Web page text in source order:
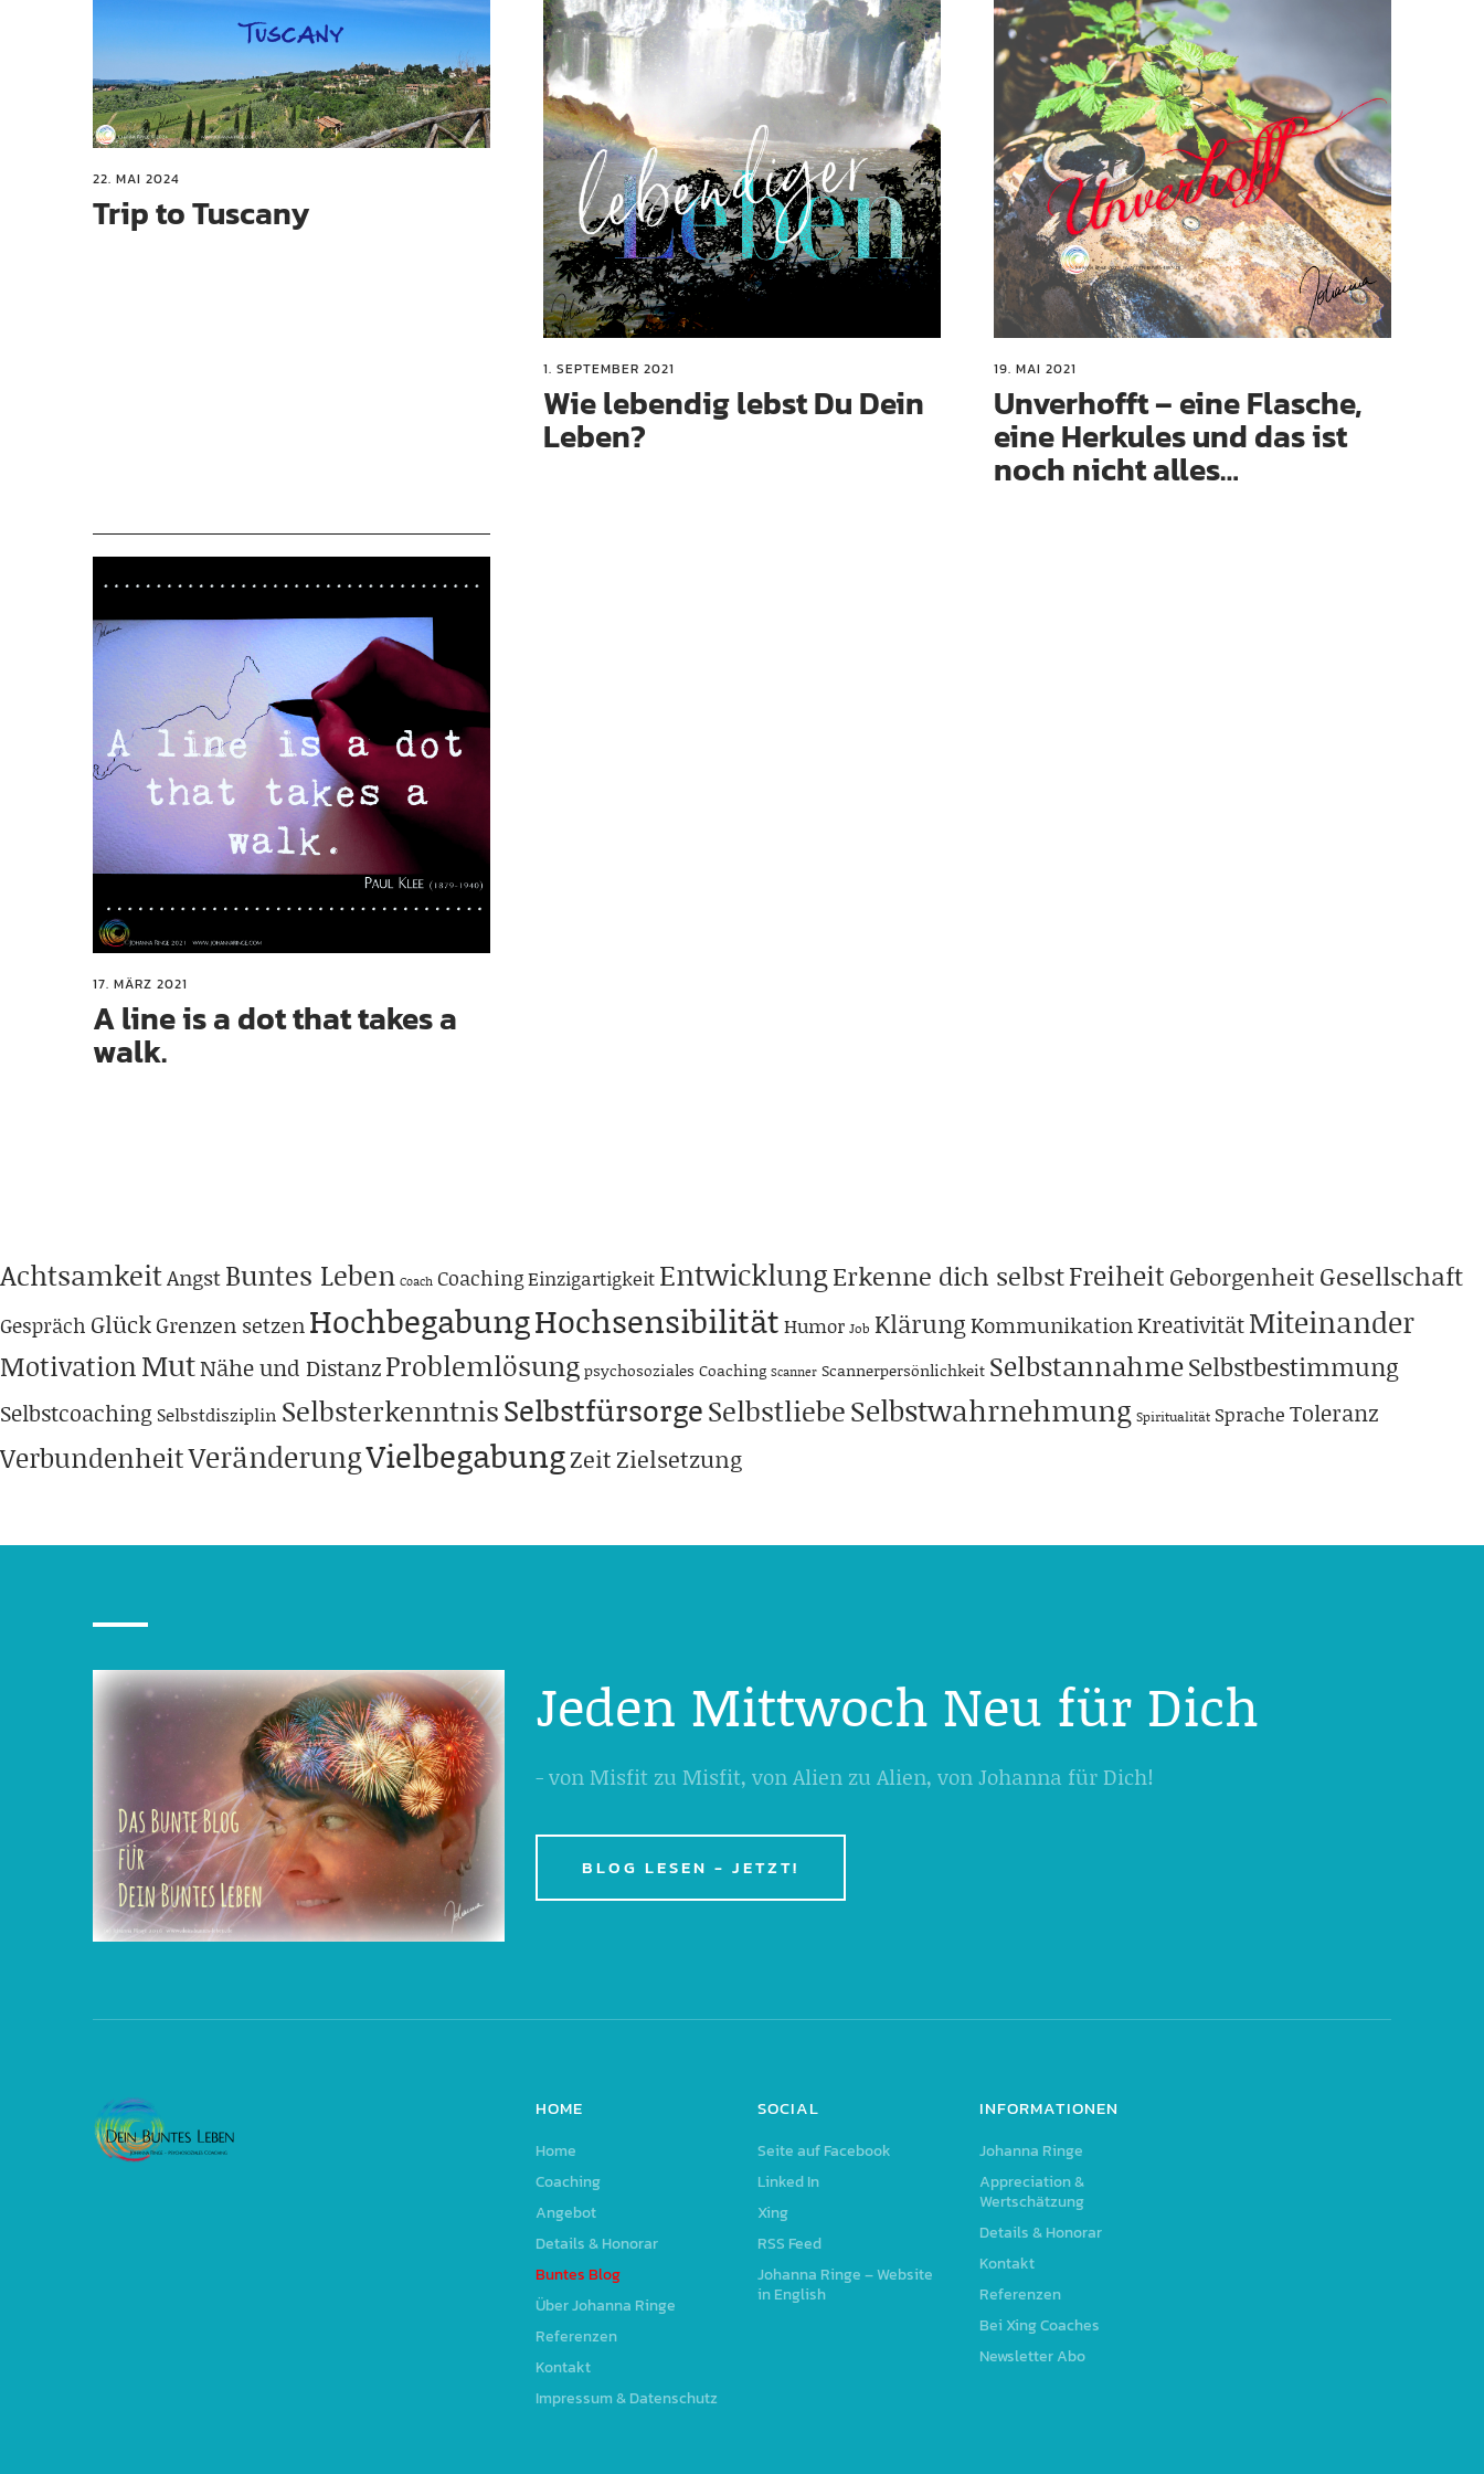
22. MAI 2024
Trip to Tuscany
1. SEPTEMBER 2021
Wie lebendig lebst Du Dein
Leben?
19. MAI 2021
Unverhofft – eine Flasche,
eine Herkules und das ist
noch nicht alles…
17. MÄRZ 2021
A line is a dot that takes a
walk.
AchtsamkeitAngstBuntes Leben Coach CoachingEinzigartigkeit EntwicklungErkenne dich selbstFreiheit Geborgenheit Gesellschaft
Gespräch GlückGrenzen setzenHochbegabungHochsensibilität Humor Job KlärungKommunikationKreativitätMiteinander
MotivationMutNähe und DistanzProblemlösungpsychosoziales Coaching Scanner Scannerpersönlichkeit SelbstannahmeSelbstbestimmung
Selbstcoaching Selbstdisziplin SelbsterkenntnisSelbstfürsorgeSelbstliebeSelbstwahrnehmung Spiritualität Sprache Toleranz
VerbundenheitVeränderungVielbegabungZeitZielsetzung
Jeden Mittwoch Neu für Dich
- von Misfit zu Misfit, von Alien zu Alien, von Johanna für Dich!
BLOG LESEN - JETZT!
HOME
Home
Coaching
Angebot
Details & Honorar
Buntes Blog
Über Johanna Ringe
Referenzen
Kontakt
Impressum & Datenschutz
SOCIAL
Seite auf Facebook
Linked In
Xing
RSS Feed
Johanna Ringe – Website
in English
INFORMATIONEN
Johanna Ringe
Appreciation &
Wertschätzung
Details & Honorar
Kontakt
Referenzen
Bei Xing Coaches
Newsletter Abo